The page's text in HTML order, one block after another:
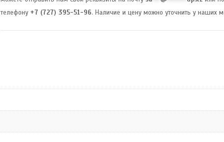
телефону +7 (727) 395-51-96. Наличие и цену можно уточнить у наших